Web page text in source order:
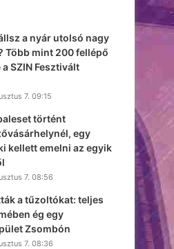
a nyár utolsó nagy
Több mint 200 fellépő
SZIN Fesztivált
7. 09:15
történt
egy
kellett emelni az egyik
7. 08:56
a tűzoltókat: teljes
ég egy
Zsombón
7. 08:36